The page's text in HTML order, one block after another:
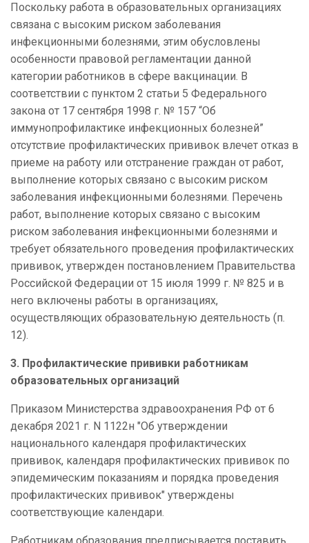
Поскольку работа в образовательных организациях
связана с высоким риском заболевания
инфекционными болезнями, этим обусловлены
особенности правовой регламентации данной
категории работников в сфере вакцинации. В
соответствии с пунктом 2 статьи 5 Федерального
закона от 17 сентября 1998 г. № 157 “Об
иммунопрофилактике инфекционных болезней”
отсутствие профилактических прививок влечет отказ в
приеме на работу или отстранение граждан от работ,
выполнение которых связано с высоким риском
заболевания инфекционными болезнями. Перечень
работ, выполнение которых связано с высоким
риском заболевания инфекционными болезнями и
требует обязательного проведения профилактических
прививок, утвержден постановлением Правительства
Российской Федерации от 15 июля 1999 г. № 825 и в
него включены работы в организациях,
осуществляющих образовательную деятельность (п.
12).
3. Профилактические прививки работникам
образовательных организаций
Приказом Министерства здравоохранения РФ от 6
декабря 2021 г. N 1122н "Об утверждении
национального календаря профилактических
прививок, календаря профилактических прививок по
эпидемическим показаниям и порядка проведения
профилактических прививок" утверждены
соответствующие календари.